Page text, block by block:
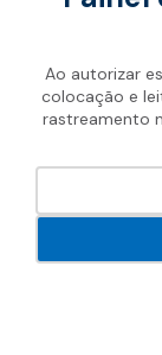
Ao autorizar
colocação e
rastreamento